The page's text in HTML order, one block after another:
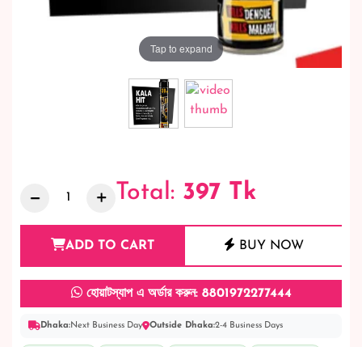
Tap to expand
Total: 397 Tk
ADD TO CART BUY NOW
হোয়াটস্যাপ এ অর্ডার করুন: 8801972277444
Dhaka:Next Business Day Outside Dhaka:2-4 Business Days